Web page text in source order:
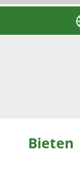
Bieten